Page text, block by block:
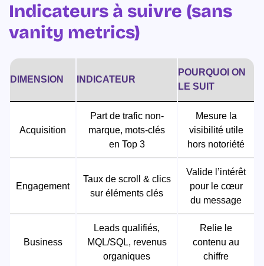
Indicateurs à suivre (sans
vanity metrics)
DIMENSION INDICATEUR
POURQUOI ON
LE SUIT
Acquisition
Part de trafic non-
marque, mots-clés
en Top 3
Mesure la
visibilité utile
hors notoriété
Engagement
Taux de scroll & clics
sur éléments clés
Valide l’intérêt
pour le cœur
du message
Business
Leads qualifiés,
MQL/SQL, revenus
organiques
Relie le
contenu au
chiffre